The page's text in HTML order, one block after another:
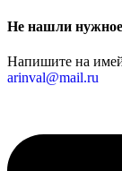
Не нашли
Напишите на
arinval@mail.ru